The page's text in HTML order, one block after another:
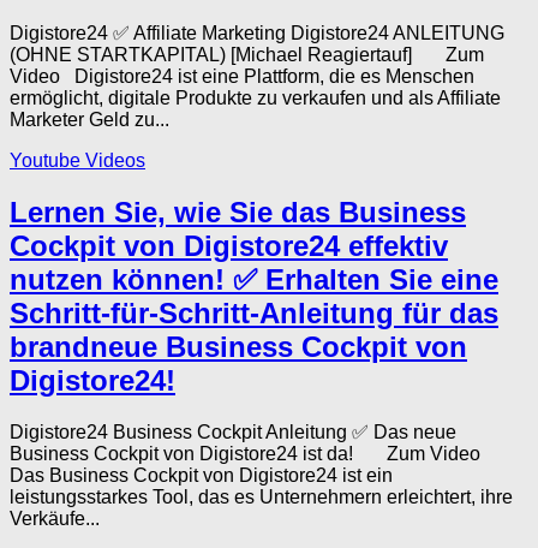
Digistore24 ✅ Affiliate Marketing Digistore24 ANLEITUNG
(OHNE STARTKAPITAL) [Michael Reagiertauf] Zum
Video Digistore24 ist eine Plattform, die es Menschen
ermöglicht, digitale Produkte zu verkaufen und als Affiliate
Marketer Geld zu...
Youtube Videos
Lernen Sie, wie Sie das Business
Cockpit von Digistore24 effektiv
nutzen können! ✅ Erhalten Sie eine
Schritt-für-Schritt-Anleitung für das
brandneue Business Cockpit von
Digistore24!
Digistore24 Business Cockpit Anleitung ✅ Das neue
Business Cockpit von Digistore24 ist da! Zum Video
Das Business Cockpit von Digistore24 ist ein
leistungsstarkes Tool, das es Unternehmern erleichtert, ihre
Verkäufe...